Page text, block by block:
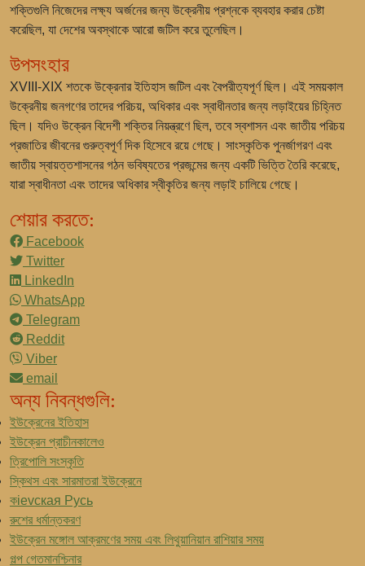
শক্তিগুলি নিজেদের লক্ষ্য অর্জনের জন্য উক্রেনীয় প্রশ্নকে ব্যবহার করার চেষ্টা
করেছিল, যা দেশের অবস্থাকে আরো জটিল করে তুলেছিল।
উপসংহার
XVIII-XIX শতকে উক্রেনার ইতিহাস জটিল এবং বৈপরীত্যপূর্ণ ছিল। এই সময়কাল
উক্রেনীয় জনগণের তাদের পরিচয়, অধিকার এবং স্বাধীনতার জন্য লড়াইয়ের চিহ্নিত
ছিল। যদিও উক্রেন বিদেশী শক্তির নিয়ন্ত্রণে ছিল, তবে স্বশাসন এবং জাতীয় পরিচয়
প্রজাতির জীবনের গুরুত্বপূর্ণ দিক হিসেবে রয়ে গেছে। সাংস্কৃতিক পুনর্জাগরণ এবং
জাতীয় স্বায়ত্তশাসনের গঠন ভবিষ্যতের প্রজন্মের জন্য একটি ভিত্তি তৈরি করেছে,
যারা স্বাধীনতা এবং তাদের অধিকার স্বীকৃতির জন্য লড়াই চালিয়ে গেছে।
শেয়ার করতে:
Facebook
Twitter
LinkedIn
WhatsApp
Telegram
Reddit
Viber
email
অন্য নিবন্ধগুলি:
ইউক্রেনের ইতিহাস
ইউক্রেন প্রাচীনকালেও
ত্রিপোলি সংস্কৃতি
স্কিথস এবং সারমাতরা ইউক্রেনে
কievская Русь
রুশের ধর্মান্তকরণ
ইউক্রেন মঙ্গোল আক্রমণের সময় এবং লিথুয়ানিয়ান রাশিয়ার সময়
গল্প গেতমানশ্চিনার